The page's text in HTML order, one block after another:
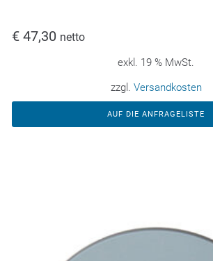
€ 47,30 netto
exkl. 19 % MwSt.
zzgl. Versandkosten
AUF DIE ANFRAGELISTE